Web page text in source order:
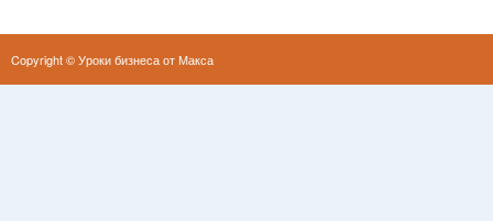
Copyright ©Уроки бизнеса от Макса